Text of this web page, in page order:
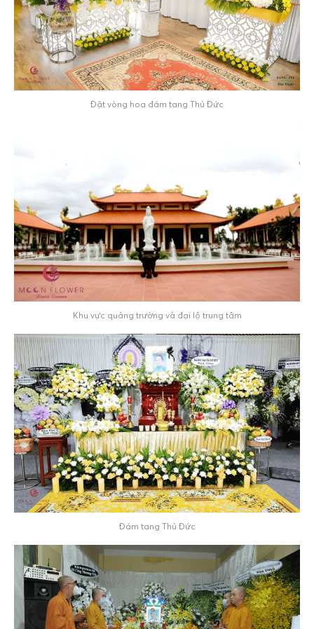
Đặt vòng hoa đám tang Thủ Đức
Khu vực quảng trường và đại lộ trung tâm
Đám tang Thủ Đức